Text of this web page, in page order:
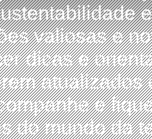
valiosas e
dicas e
atualizados
e
do mundo da